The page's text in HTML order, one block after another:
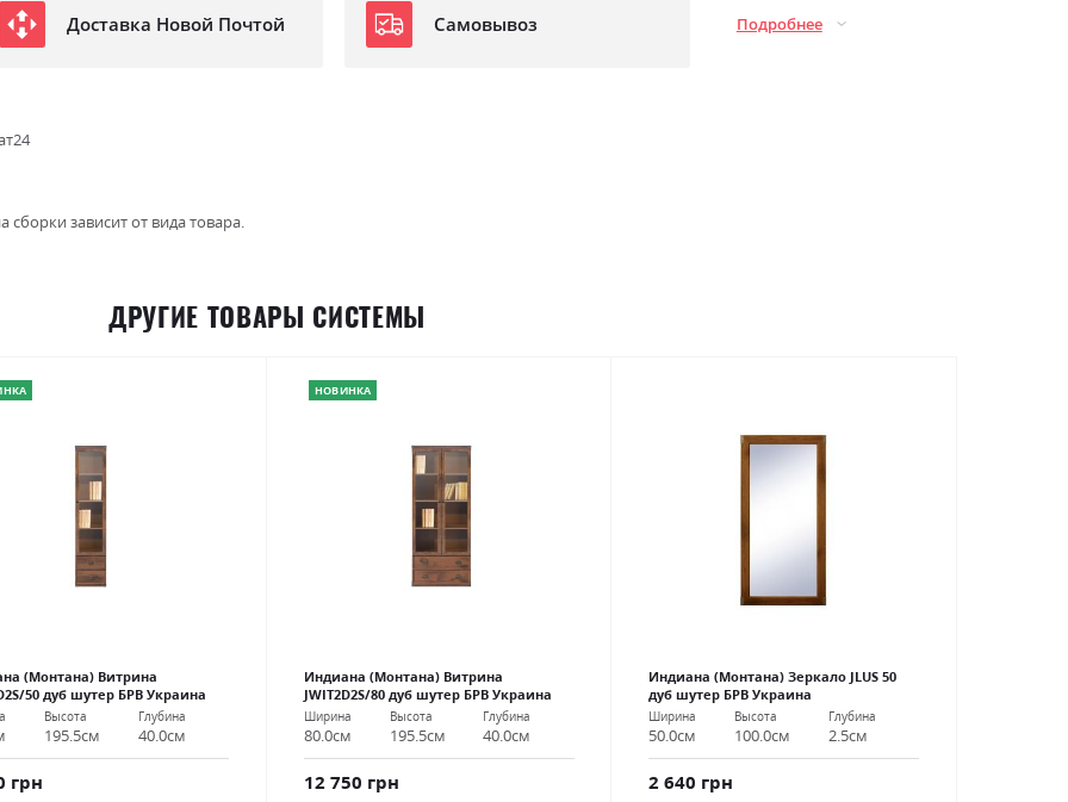
Доставка Новой Почтой Самовывоз Подробнее
зависит от вида товара.
ДРУГИЕ ТОВАРЫ СИСТЕМЫ
(Монтана) Витрина
50 дуб шутер БРВ Украина
Высота
195.5см
Глубина
40.0см
грн
НОВИНКА
Индиана (Монтана) Витрина
JWIT2D2S/80 дуб шутер БРВ Украина
Ширина
80.0см
Высота
195.5см
Глубина
40.0см
12 750 грн
Индиана (Монтана) Зеркало JLUS 50
дуб шутер БРВ Украина
Ширина
50.0см
Высота
100.0см
Глубина
2.5см
2 640 грн